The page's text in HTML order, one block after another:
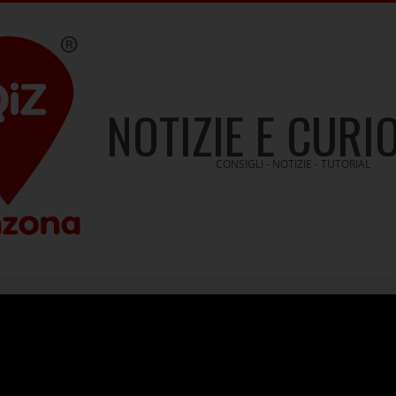
NOTIZIE ECONSIGLI - NOTIZIE - TUTORIAL